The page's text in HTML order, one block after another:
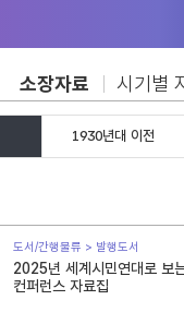
소장자료 시기별
1930년대 이전
도서/간행물류 > 발행도서
2025년 세계시민연대로 보
컨퍼런스 자료집